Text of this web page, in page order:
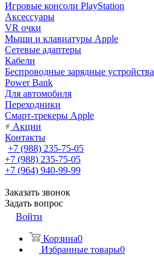
Игровые консоли PlayStation
Аксессуары
VR очки
Мыши и клавиатуры Apple
Сетевые адаптеры
Кабели
Беспроводные зарядные устройства
Power Bank
Для автомобиля
Переходники
Смарт-трекеры Apple
Акции
Контакты
+7 (988) 235-75-05
+7 (988) 235-75-05
+7 (964) 940-99-99
Заказать звонок
Задать вопрос
Войти
Корзина0
Избранные товары0